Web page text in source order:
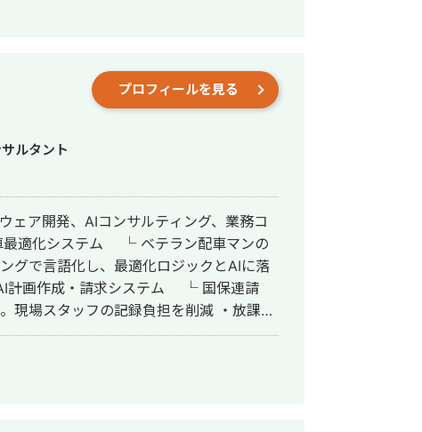
げました。 また、大手外資系
げるか」を整理し、Webサイトの構造と
サイトの新規制作・リ
イト診断、情報設計・ワイヤーフレーム
ンなど、必要な工程だけのスポット対応
プロフィールを見る
ルタント
ェア開発、AIコンサルティング、業務コ
グで言語化し、最適化ロジックとAIに落
計画作成・請求システム └ 国保連請
現場スタッフの記録負担を削減 ・放課後
事会社の業務管理Webアプリ ・その他、
既製パッケージに業務を合わせるので